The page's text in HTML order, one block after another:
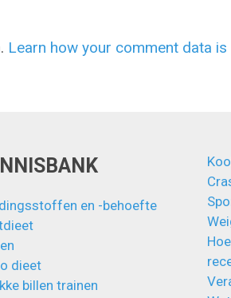
Learn how your comment data
en -behoefte
dieet
billen trainen